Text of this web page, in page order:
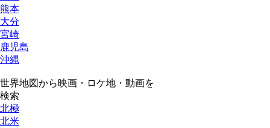
熊本
大分
宮崎
鹿児島
沖縄
世界地図から映画・ロケ地・動画を
検索
北極
北米